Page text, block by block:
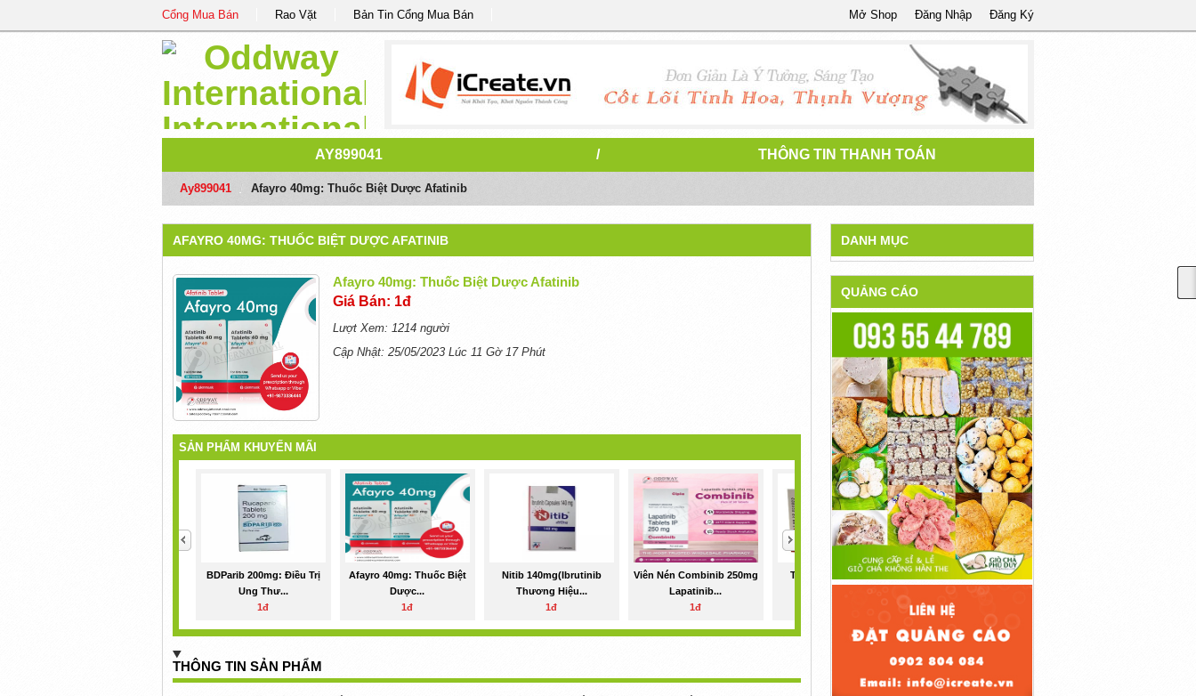
Cổng Mua Bán Rao Vặt Bản Tin Cổng Mua Bán Đăng Ký
Đăng Nhập
Mở Shop
AY899041 / THÔNG TIN THANH TOÁN
Ay899041 Afayro 40mg: Thuốc Biệt Dược Afatinib
AFAYRO 40MG: THUỐC BIỆT DƯỢC AFATINIB
Afayro 40mg: Thuốc Biệt Dược Afatinib
Giá Bán: 1đ
Lượt Xem: 1214 người
Cập Nhật: 25/05/2023 Lúc 11 Gờ 17 Phút
SẢN PHẨM KHUYẾN MÃI
BDParib 200mg: Điều Trị
Ung Thư...
1đ
Afayro 40mg: Thuốc Biệt
Dược...
1đ
Nitib 140mg(Ibrutinib
Thương Hiệu...
1đ
Viên Nén Combinib 250mg
Lapatinib...
1đ
Thuốc Bosuvi 400mg
Giá Thuốc Lenvatol 4mg
>
THÔNG TIN SẢN PHẨM
DANH MỤC
QUẢNG CÁO